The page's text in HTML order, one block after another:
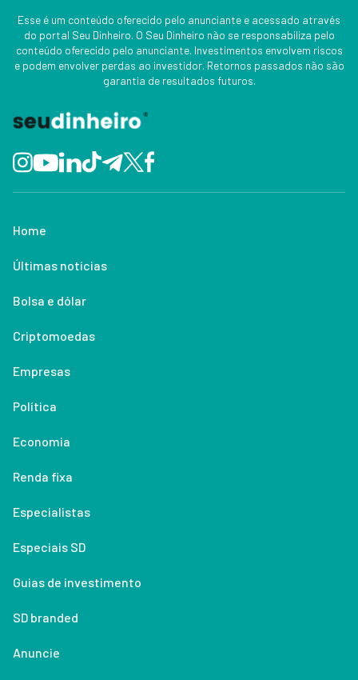
Esse é um conteúdo oferecido pelo anunciante e acessado através
do portal Seu Dinheiro. O Seu Dinheiro não se responsabiliza pelo
conteúdo oferecido pelo anunciante. Investimentos envolvem riscos
e podem envolver perdas ao investidor. Retornos passados não são
garantia de resultados futuros.
Home
Últimas notícias
Bolsa e dólar
Criptomoedas
Empresas
Política
Economia
Renda fixa
Especialistas
Especiais SD
Guias de investimento
SD branded
Anuncie